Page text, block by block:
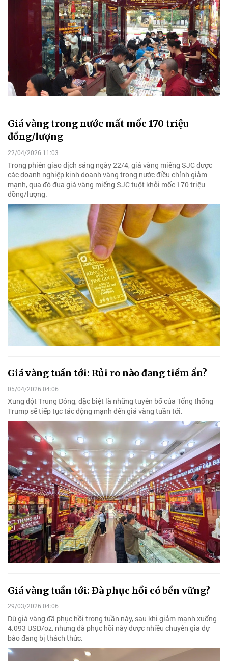
Giá vàng trong nước mất mốc 170 triệu
đồng/lượng
22/04/2026 11:03
Trong phiên giao dịch sáng ngày 22/4, giá vàng miếng SJC được
các doanh nghiệp kinh doanh vàng trong nước điều chỉnh giảm
mạnh, qua đó đưa giá vàng miếng SJC tuột khỏi mốc 170 triệu
đồng/lượng.
Giá vàng tuần tới: Rủi ro nào đang tiềm ẩn?
05/04/2026 04:06
Xung đột Trung Đông, đặc biệt là những tuyên bố của Tổng thống
Trump sẽ tiếp tục tác động mạnh đến giá vàng tuần tới.
Giá vàng tuần tới: Đà phục hồi có bền vững?
29/03/2026 04:06
Dù giá vàng đã phục hồi trong tuần này, sau khi giảm mạnh xuống
4.093 USD/oz, nhưng đà phục hồi này được nhiều chuyên gia dự
báo đang bị thách thức.